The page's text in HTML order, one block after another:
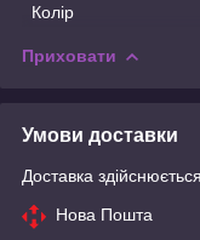
Колір
Приховати
Умови доставки
Доставка
Нова Пошта